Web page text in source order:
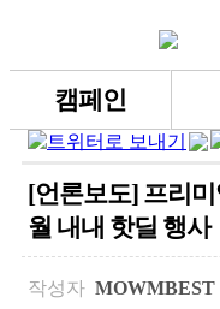
캠페인
[언론보도] 프리미
월 내내 핫딜 행사
작성자 MOWMBEST